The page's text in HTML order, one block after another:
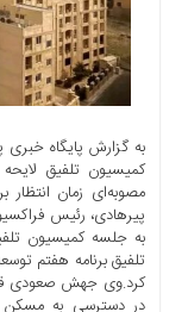
اقتصادی
ورزشی
فرهنگی
هنری
علمی
آموزشی
دسترسی
سریع
به گزارش پایگاه
کمیسیون تلفیق
پیرهادی، رئیس
به جلسه کمیسیون
کرد.وی جهش صعودی
در دسترسی به مسکن